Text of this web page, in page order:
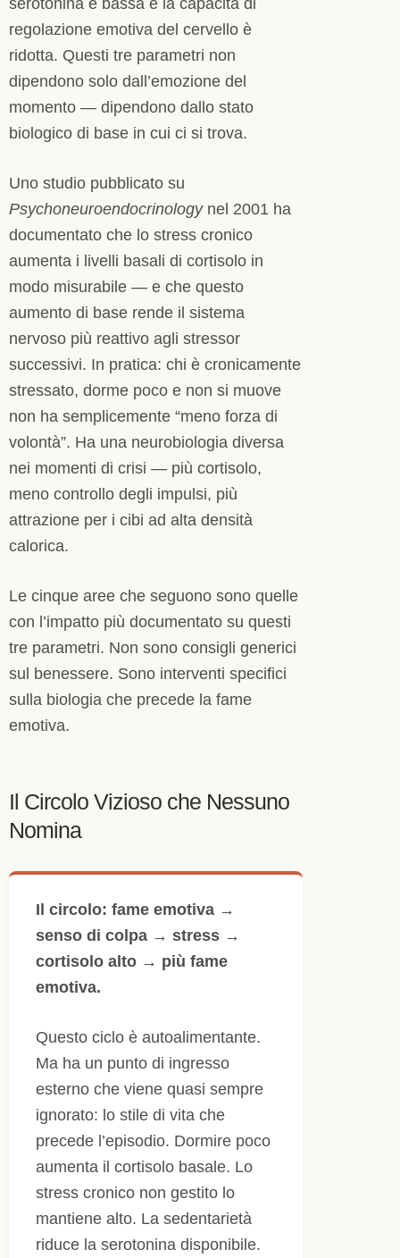
regolazione emotiva del cervello è
ridotta. Questi tre parametri non
dipendono solo dall’emozione del
momento — dipendono dallo stato
biologico di base in cui ci si trova.
Uno studio pubblicato su
Psychoneuroendocrinologynel 2001 ha
documentato che lo stress cronico
aumenta i livelli basali di cortisolo in
modo misurabile — e che questo
aumento di base rende il sistema
nervoso più reattivo agli stressor
successivi. In pratica: chi è cronicamente
stressato, dorme poco e non si muove
non ha semplicemente “meno forza di
volontà”. Ha una neurobiologia diversa
nei momenti di crisi — più cortisolo,
meno controllo degli impulsi, più
attrazione per i cibi ad alta densità
calorica.
Le cinque aree che seguono sono quelle
con l’impatto più documentato su questi
tre parametri. Non sono consigli generici
sul benessere. Sono interventi specifici
sulla biologia che precede la fame
emotiva.
Il Circolo Vizioso che Nessuno
Nomina
Il circolo: fame emotiva →
senso di colpa → stress →
cortisolo alto → più fame
emotiva.
Questo ciclo è autoalimentante.
Ma ha un punto di ingresso
esterno che viene quasi sempre
ignorato: lo stile di vita che
precede l’episodio. Dormire poco
aumenta il cortisolo basale. Lo
stress cronico non gestito lo
mantiene alto. La sedentarietà
riduce la serotonina disponibile.